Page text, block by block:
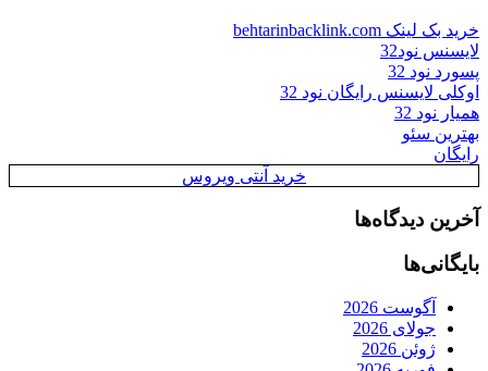
خرید بک لینک behtarinbacklink.com
لایسنس نود32
پسورد نود 32
اوکلی لایسنس رایگان نود 32
همیار نود 32
بهترین سئو
رایگان
خرید آنتی ویروس
آخرین دیدگاه‌ها
بایگانی‌ها
آگوست 2026
جولای 2026
ژوئن 2026